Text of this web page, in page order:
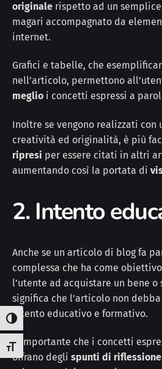
Attiva/disattiva alto contrasto
Attiva/disattiva dimensione testo
originale rispetto ad un
magari accompagnato da
internet.
Grafici e tabelle, che
nell’articolo, permettono
meglio i concetti espressi a
Inoltre se vengono realizzati con
creatività ed originalità, è più
ripresi per essere citati in altri
aumentando così la portata di
2. Intento
Anche se un articolo di blog fa
complessa che ha come
l’utente ad acquistare un bene o
significa che l’articolo non
intento educativo e formativo.
È importante che i concetti
offrano degli spunti di riflessione